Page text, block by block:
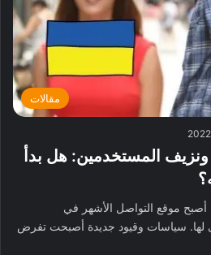
مقالات
المستخدمين: هل بدأ
أصبح موقع التواصل الأشهر في
لها. سياسات وقيود جديدة أصبحت تفرض